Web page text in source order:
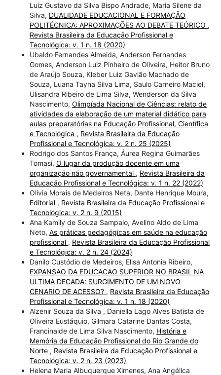
Luiz Gustavo da Silva Bispo Andrade, Maria Silene da
Silva, DUALIDADE EDUCACIONAL E FORMAÇÃO
POLITÉCNICA: APROXIMAÇÕES AO DEBATE TEÓRICO ,
Revista Brasileira da Educação Profissional e
Tecnológica: v. 1 n. 18 (2020)
Ubaldo Fernandes Almeida, Anderson Fernandes
Gomes, Anderson Luiz Pinheiro de Oliveira, Heitor Bruno
de Araújo Souza, Kleber Luiz Gavião Machado de
Souza, Luana Tayna Silva Lima, Saulo Carneiro Maciel,
Ulisandra Ribeiro de Lima Silva, Wenderson da Silva
Nascimento, Olimpíada Nacional de Ciências: relato de
atividades da elaboração de um material didático para
aulas preparatórias na Educação Profissional, Científica
e Tecnológica , Revista Brasileira da Educação
Profissional e Tecnológica: v. 2 n. 25 (2025)
Rodrigo dos Santos França, Áurea Regina Guimarães
Tomasi, O lugar da produção docente em uma
organização não governamental , Revista Brasileira da
Educação Profissional e Tecnológica: v. 1 n. 22 (2022)
Olivia Morais de Medeiros Neta, Dante Henrique Moura,
Editorial , Revista Brasileira da Educação Profissional e
Tecnológica: v. 2 n. 9 (2015)
Ana Kamily de Souza Sampaio, Avelino Aldo de Lima
Neto, As práticas pedagógicas em saúde na educação
profissional , Revista Brasileira da Educação Profissional
e Tecnológica: v. 2 n. 24 (2024)
Danilo Custódio de Medeiros, Elisa Antonia Ribeiro,
EXPANSAO DA EDUCACAO SUPERIOR NO BRASIL NA
ULTIMA DECADA: SURGIMENTO DE UM NOVO
CENARIO DE ACESSO? , Revista Brasileira da Educação
Profissional e Tecnológica: v. 1 n. 18 (2020)
Alzenir Souza da Silva , Daniella Lago Alves Batista de
Oliveira Eustáquio, Gilmara Catarine Dantas Costa,
Francinaide de Lima Silva Nascimento, História e
Memória da Educação Profissional do Rio Grande do
Norte , Revista Brasileira da Educação Profissional e
Tecnológica: v. 2 n. 23 (2023)
Helena Maria Albuquerque Ximenes, Ana Angélica